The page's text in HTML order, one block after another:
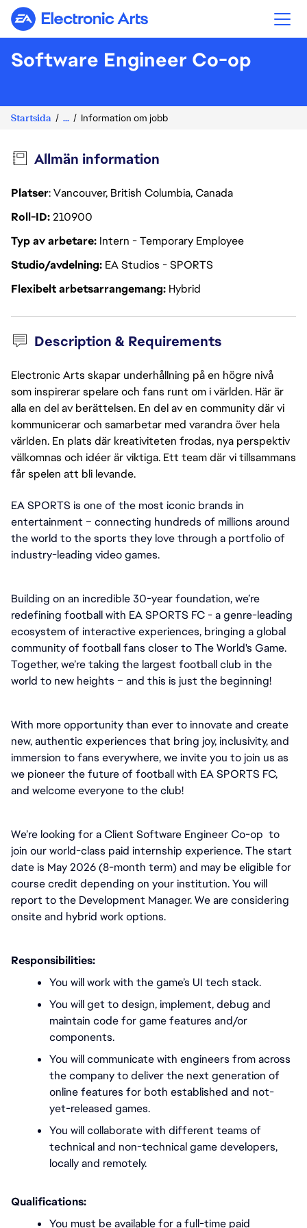
Electronic Arts
Software Engineer Co-op
Startsida ... Information om jobb
Allmän information
Platser: Vancouver, British Columbia, Canada
Roll-ID210900
Typ av arbetare Intern - Temporary Employee
Studio/avdelning EA Studios - SPORTS
Flexibelt arbetsarrangemang Hybrid
Description & Requirements
Electronic Arts skapar underhållning på en högre nivå
som inspirerar spelare och fans runt om i världen. Här är
alla en del av berättelsen. En del av en community där vi
kommunicerar och samarbetar med varandra över hela
världen. En plats där kreativiteten frodas, nya perspektiv
välkomnas och idéer är viktiga. Ett team där vi tillsammans
får spelen att bli levande.
EA SPORTS is one of the most iconic brands in
entertainment – connecting hundreds of millions around
the world to the sports they love through a portfolio of
industry-leading video games.
Building on an incredible 30-year foundation, we’re
redefining football with EA SPORTS FC - a genre-leading
ecosystem of interactive experiences, bringing a global
community of football fans closer to The World's Game.
Together, we’re taking the largest football club in the
world to new heights – and this is just the beginning!
With more opportunity than ever to innovate and create
new, authentic experiences that bring joy, inclusivity, and
immersion to fans everywhere, we invite you to join us as
we pioneer the future of football with EA SPORTS FC,
and welcome everyone to the club!
We’re looking for a Client Software Engineer Co-op  to
join our world-class paid internship experience. The start
date is May 2026 (8-month term) and may be eligible for
course credit depending on your institution. You will
report to the Development Manager. We are considering
onsite and hybrid work options.
Responsibilities:
You will work with the game’s UI tech stack.
You will get to design, implement, debug and
maintain code for game features and/or
components.
You will communicate with engineers from across
the company to deliver the next generation of
online features for both established and not-
yet-released games.
You will collaborate with different teams of
technical and non-technical game developers,
locally and remotely.
Qualifications:
You must be available for a full-time paid